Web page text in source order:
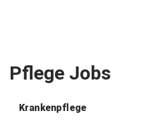
Pflege Jobs
Krankenpflege